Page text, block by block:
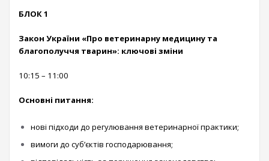
БЛОК 1
Закон України «Про ветеринарну медицину та
благополуччя тварин»: ключові зміни
10:15 – 11:00
Основні питання:
нові підходи до регулювання ветеринарної практики;
вимоги до суб’єктів господарювання;